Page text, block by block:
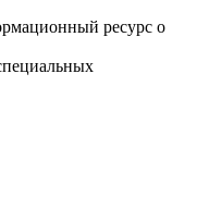
ресурс о